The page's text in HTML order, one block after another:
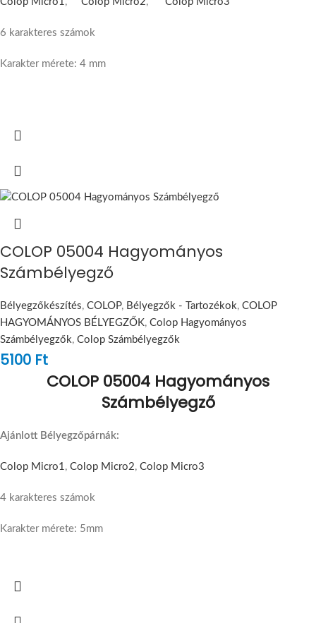
6 karakteres számok
Karakter mérete: 4 mm
COLOP 05004 Hagyományos
Számbélyegző
Bélyegzőkészítés, COLOP, Bélyegzők - Tartozékok, COLOP
HAGYOMÁNYOS BÉLYEGZŐK, Colop Hagyományos
Számbélyegzők, Colop Számbélyegzők
5100 Ft
COLOP 05004 Hagyományos
Számbélyegző
Ajánlott Bélyegzőpárnák:
Colop Micro1 , Colop Micro2, Colop Micro3
4 karakteres számok
Karakter mérete: 5mm